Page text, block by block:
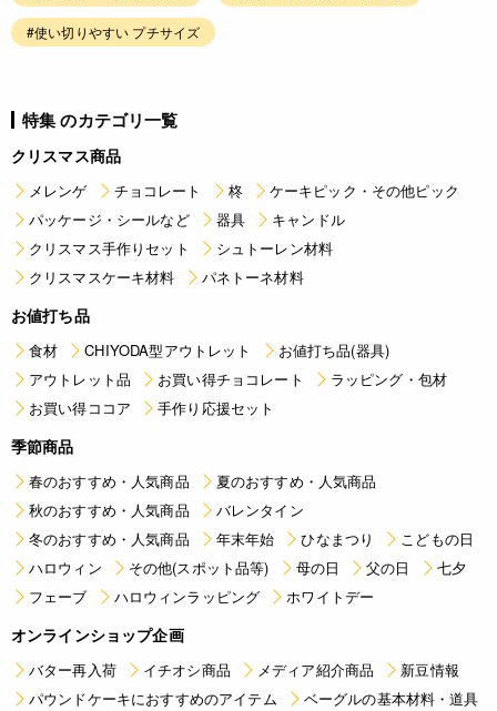
#使い切りやすい プチサイズ
特集 のカテゴリ一覧
クリスマス商品
メレンゲ チョコレート 柊
ケーキピック・その他ピック
パッケージ・シールなど
器具
キャンドル
クリスマス手作りセット
シュトーレン材料
クリスマスケーキ材料
パネトーネ材料
お値打ち品
食材 CHIYODA型アウトレット
お値打ち品(器具)
アウトレット品
お買い得チョコレート
ラッピング・包材
お買い得ココア
手作り応援セット
季節商品
春のおすすめ・人気商品
夏のおすすめ・人気商品
秋のおすすめ・人気商品
バレンタイン
冬のおすすめ・人気商品
年末年始 ひなまつり
こどもの日
ハロウィン
その他(スポット品等) 母の日 父の日
七夕
フェーブ
ハロウィンラッピング ホワイトデー
オンラインショップ企画
バター再入荷 イチオシ商品 メディア紹介商品
新豆情報
パウンドケーキにおすすめのアイテム
ベーグルの基本材料・道具